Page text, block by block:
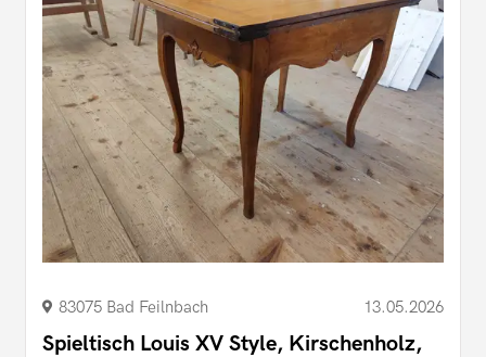
83075 Bad Feilnbach 13.05.2026
Spieltisch Louis XV Style, Kirschenholz,